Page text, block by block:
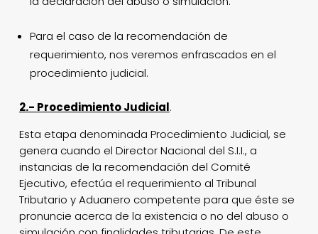
Para el caso de la recomendación de
requerimiento, nos veremos enfrascados en el
procedimiento judicial.
2.- Procedimiento Judicial.
Esta etapa denominada Procedimiento Judicial, se
genera cuando el Director Nacional del S.I.I., a
instancias de la recomendación del Comité
Ejecutivo, efectúa el requerimiento al Tribunal
Tributario y Aduanero competente para que éste se
pronuncie acerca de la existencia o no del abuso o